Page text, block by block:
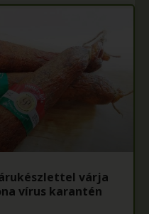
várja
vírus karantén